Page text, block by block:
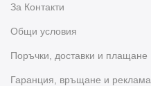
За Контакти
Общи условия
Поръчки, доставки и плащане
Гаранция, връщане и